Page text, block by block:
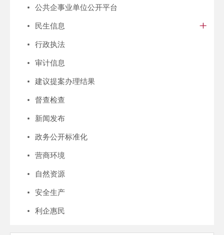
公共企事业单位公开平台
民生信息
行政执法
审计信息
建议提案办理结果
督查检查
新闻发布
政务公开标准化
营商环境
自然资源
安全生产
利企惠民